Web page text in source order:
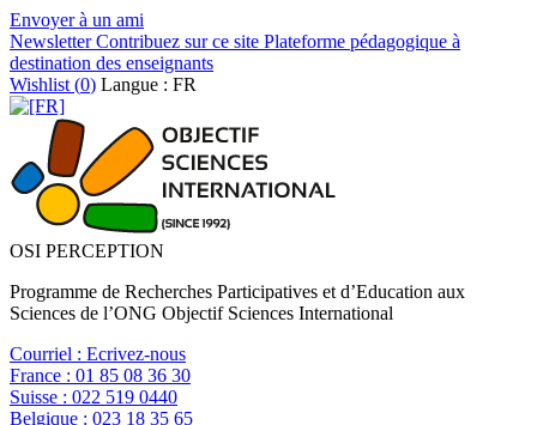
Envoyer à un ami
NewsletterContribuez sur ce site Plateforme pédagogique à
destination des enseignants
Wishlist (0) Langue : FR
OSI PERCEPTION
Programme de Recherches Participatives et d’Education aux
Sciences de l’ONG Objectif Sciences International
Courriel : Ecrivez-nous
France : 01 85 08 36 30
Suisse : 022 519 0440
Belgique : 023 18 35 65